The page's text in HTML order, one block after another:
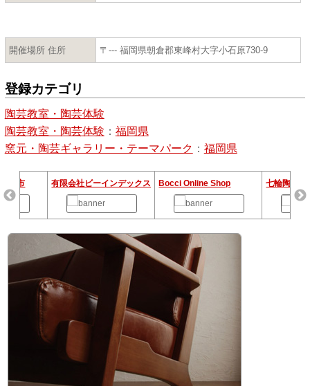
開催場所 住所 〒--- 福岡県朝倉郡東峰村大字小石原730-9
登録カテゴリ
陶芸教室・陶芸体験
陶芸教室・陶芸体験 ： 福岡県
窯元・陶芸ギャラリー・テーマパーク ： 福岡県
器市 有限会社ビーインデックス Bocci Online Shop